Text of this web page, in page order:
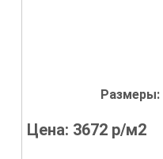
Размеры:
Цена: 3672 р/м2